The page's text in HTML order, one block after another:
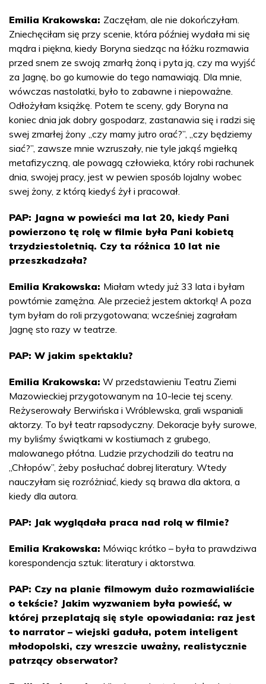
Emilia Krakowska: Zaczęłam, ale nie dokończyłam.
Zniechęciłam się przy scenie, która później wydała mi się
mądra i piękna, kiedy Boryna siedząc na łóżku rozmawia
przed snem ze swoją zmarłą żoną i pyta ją, czy ma wyjść
za Jagnę, bo go kumowie do tego namawiają. Dla mnie,
wówczas nastolatki, było to zabawne i niepoważne.
Odłożyłam książkę. Potem te sceny, gdy Boryna na
koniec dnia jak dobry gospodarz, zastanawia się i radzi się
swej zmarłej żony „czy mamy jutro orać?”, „czy będziemy
siać?”, zawsze mnie wzruszały, nie tyle jakąś mgiełką
metafizyczną, ale powagą człowieka, który robi rachunek
dnia, swojej pracy, jest w pewien sposób lojalny wobec
swej żony, z którą kiedyś żył i pracował.
PAP: Jagna w powieści ma lat 20, kiedy Pani
powierzono tę rolę w filmie była Pani kobietą
trzydziestoletnią. Czy ta różnica 10 lat nie
przeszkadzała?
Emilia Krakowska: Miałam wtedy już 33 lata i byłam
powtórnie zamężna. Ale przecież jestem aktorką! A poza
tym byłam do roli przygotowana; wcześniej zagrałam
Jagnę sto razy w teatrze.
PAP: W jakim spektaklu?
Emilia Krakowska: W przedstawieniu Teatru Ziemi
Mazowieckiej przygotowanym na 10-lecie tej sceny.
Reżyserowały Berwińska i Wróblewska, grali wspaniali
aktorzy. To był teatr rapsodyczny. Dekoracje były surowe,
my byliśmy świątkami w kostiumach z grubego,
malowanego płótna. Ludzie przychodzili do teatru na
„Chłopów”, żeby posłuchać dobrej literatury. Wtedy
nauczyłam się rozróżniać, kiedy są brawa dla aktora, a
kiedy dla autora.
PAP: Jak wyglądała praca nad rolą w filmie?
Emilia Krakowska: Mówiąc krótko – była to prawdziwa
korespondencja sztuk: literatury i aktorstwa.
PAP: Czy na planie filmowym dużo rozmawialiście
o tekście? Jakim wyzwaniem była powieść, w
której przeplatają się style opowiadania: raz jest
to narrator – wiejski gaduła, potem inteligent
młodopolski, czy wreszcie uważny, realistycznie
patrzący obserwator?